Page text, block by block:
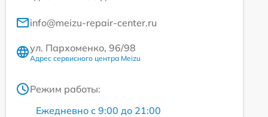
info@meizu-repair-center.ru
ул. Пархоменко, 96/98
Адрес сервисного центра Meizu
Режим работы:
Ежедневно с 9:00 до 21:00